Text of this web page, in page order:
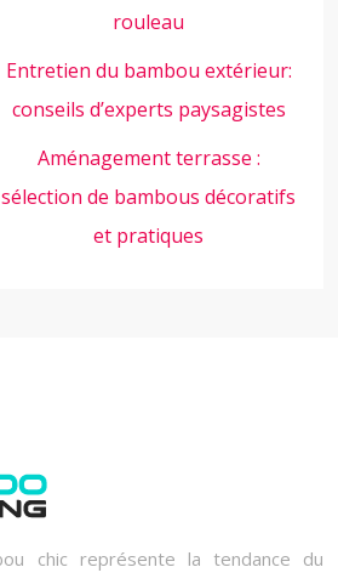
rouleau
Entretien du bambou extérieur:
conseils d’experts paysagistes
Aménagement terrasse :
sélection de bambous décoratifs
et pratiques
chic représente la tendance du